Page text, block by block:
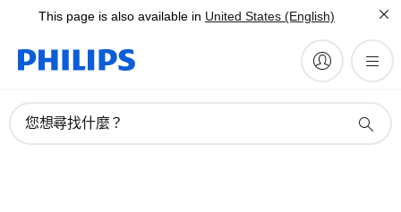
This page is also available in United States (English)
您想尋找什麼？